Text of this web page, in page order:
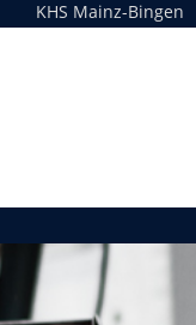
KHS Mainz-Bingen